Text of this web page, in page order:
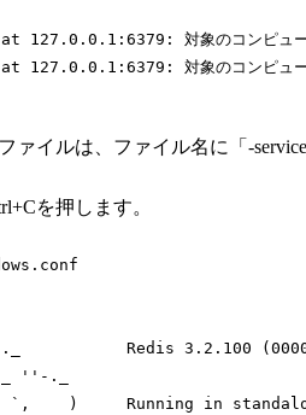
対象のコンピューター
対象のコンピューター
ァイルは、ファイル名に「-
を押します。
Redis 3.2.100
'' -._
Running in